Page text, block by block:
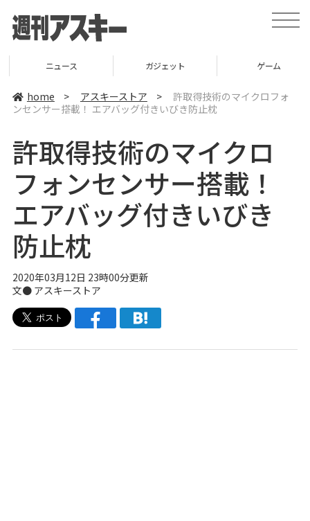
t
o
v
ニュース ガジェット ゲーム
home > アスキーストア >
許取得技術のマイクロフォ
ンセンサー搭載！ エアバッグ付きいびき防止枕
許取得技術のマイクロ
フォンセンサー搭載！
エアバッグ付きいびき
防止枕
2020年03月12日 23時00分更新
文● アスキーストア